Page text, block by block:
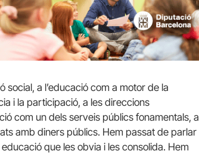
social, a l’educació com a motor de la
i la participació, a les direccions
com un dels serveis públics fonamentals, a
amb diners públics. Hem passat de parlar
que les obvia i les consolida. Hem